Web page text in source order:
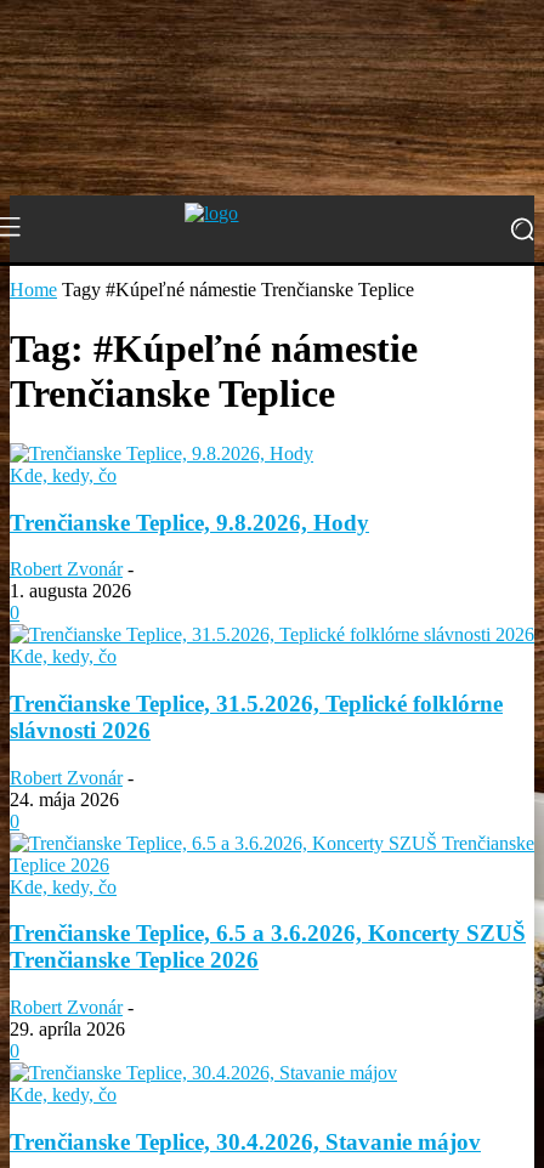
Home Tagy #Kúpeľné námestie Trenčianske Teplice
Tag: #Kúpeľné námestie
Trenčianske Teplice
Kde, kedy, čo
Trenčianske Teplice, 9.8.2026, Hody
Robert Zvonár -
1. augusta 2026
0
Kde, kedy, čo
Trenčianske Teplice, 31.5.2026, Teplické folklórne
slávnosti 2026
Robert Zvonár -
24. mája 2026
0
Kde, kedy, čo
Trenčianske Teplice, 6.5 a 3.6.2026, Koncerty SZUŠ
Trenčianske Teplice 2026
Robert Zvonár -
29. apríla 2026
0
Kde, kedy, čo
Trenčianske Teplice, 30.4.2026, Stavanie májov